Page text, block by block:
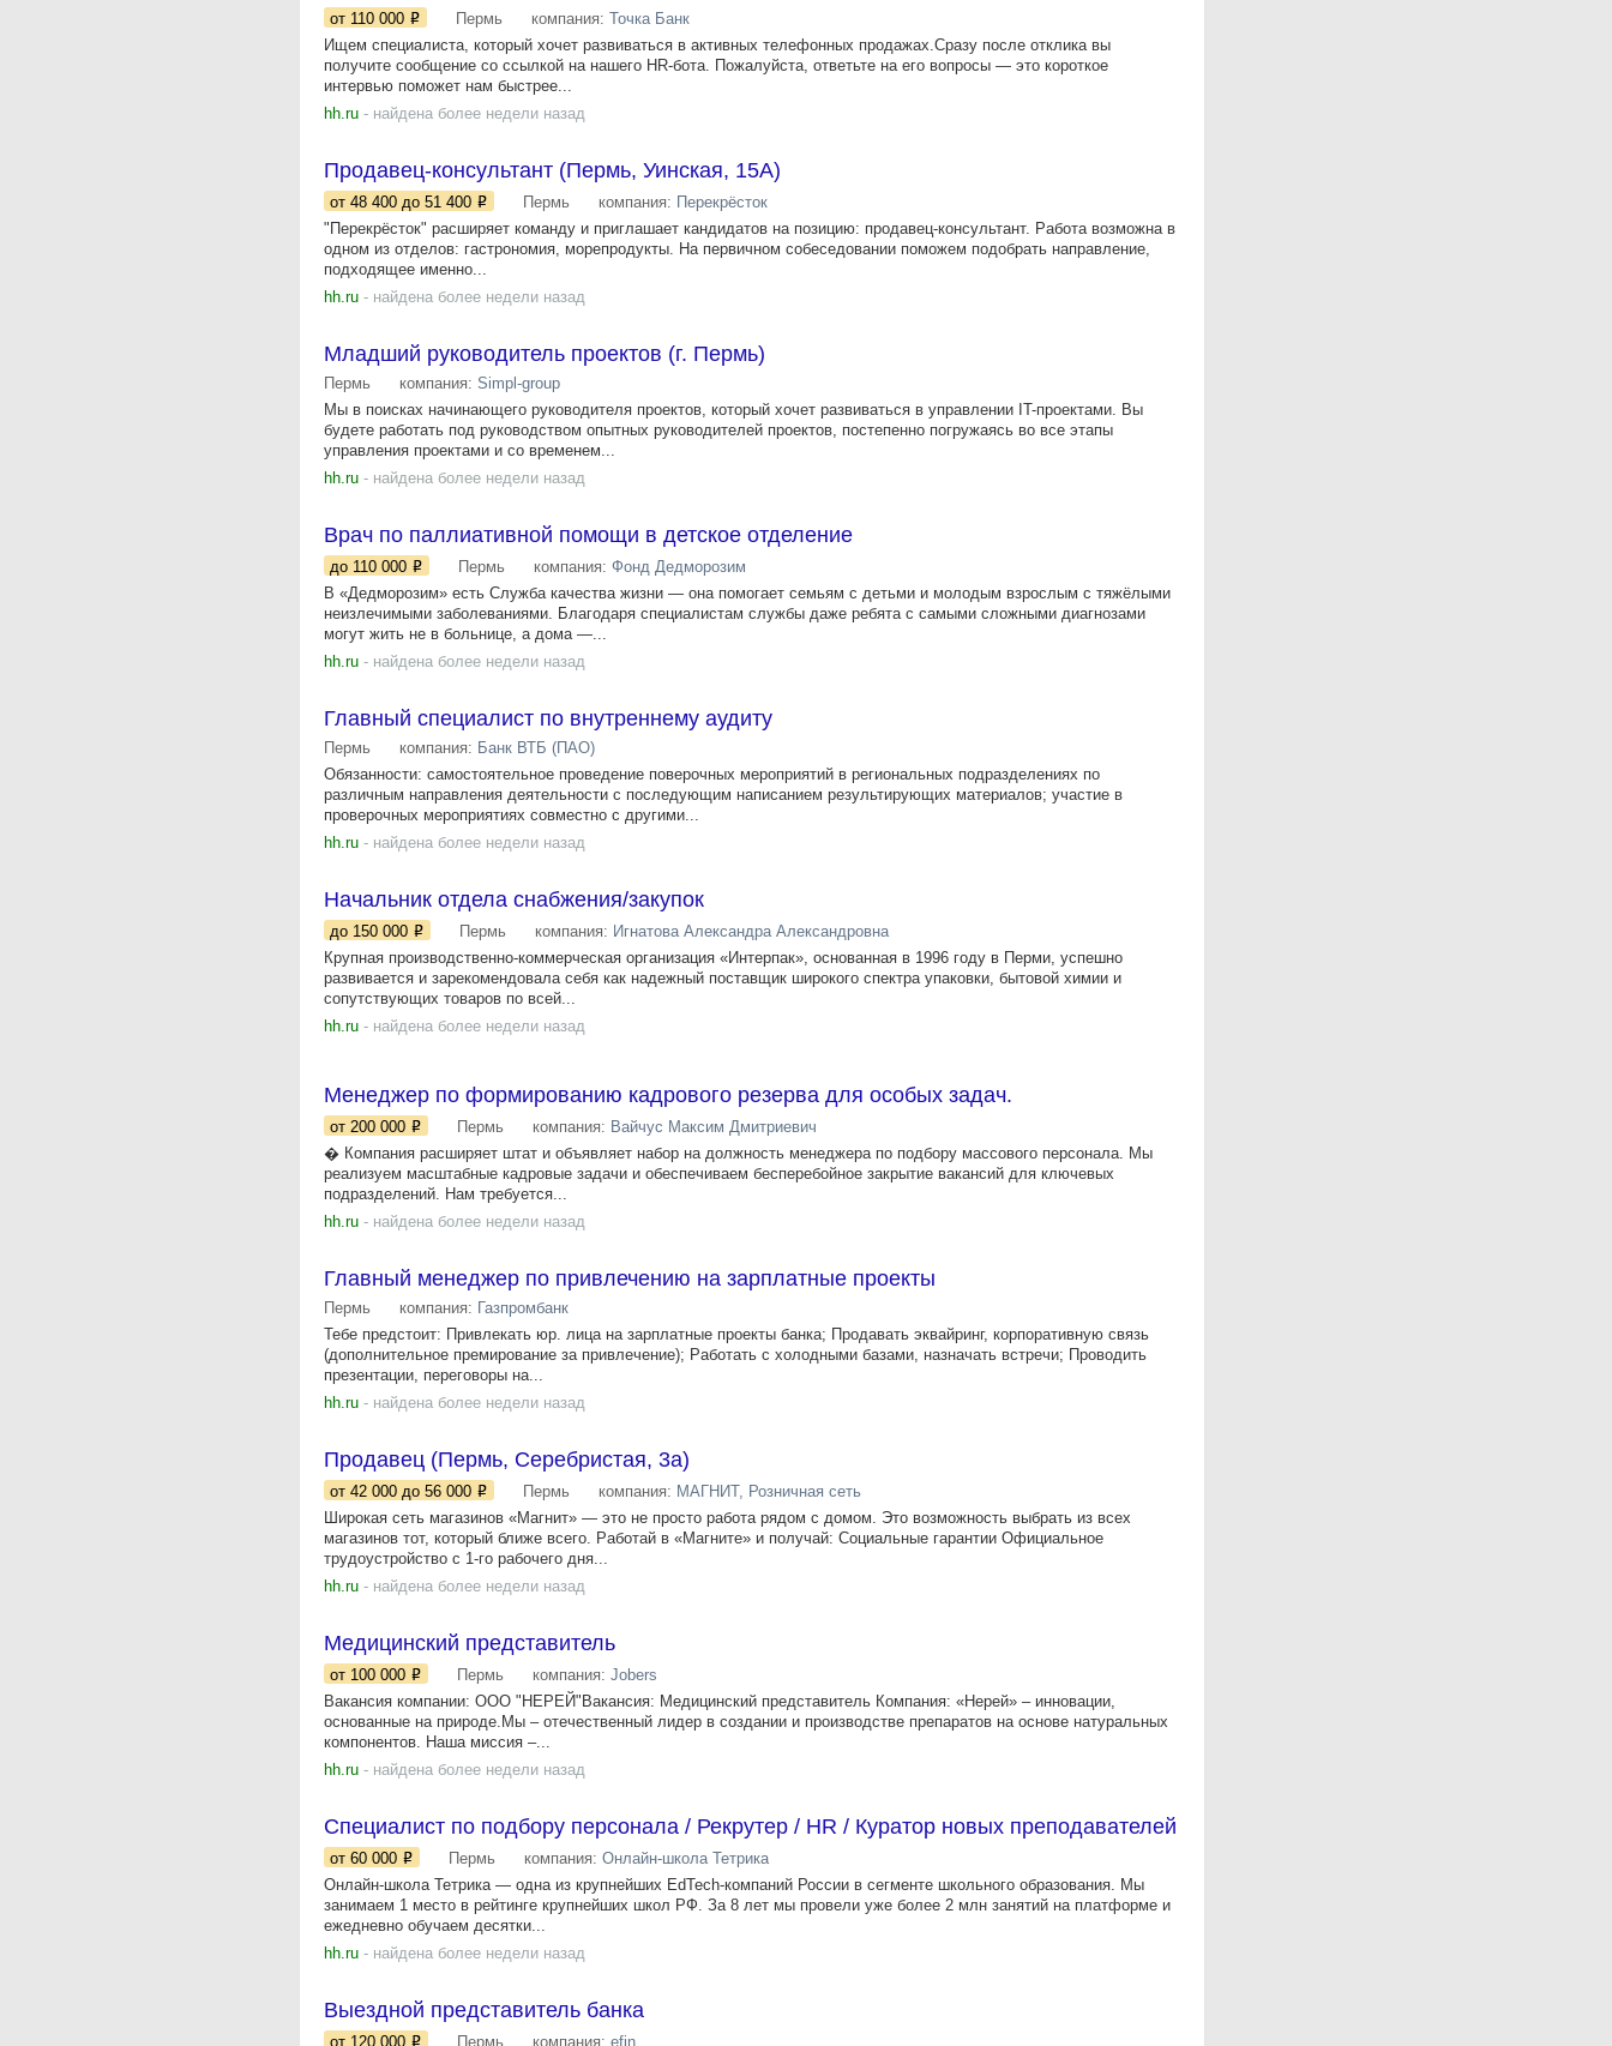
от 110 000 Пермь компания: Точка Банк
Ищем специалиста, который хочет развиваться в активных телефонных продажах.Сразу после отклика вы
получите сообщение со ссылкой на нашего HR-бота. Пожалуйста, ответьте на его вопросы — это короткое
интервью поможет нам быстрее...
hh.ru - найдена более недели назад
Продавец-консультант (Пермь, Уинская, 15А)
от 48 400 до 51 400 Пермь компания: Перекрёсток
"Перекрёсток" расширяет команду и приглашает кандидатов на позицию: продавец-консультант. Работа возможна в
одном из отделов: гастрономия, морепродукты. На первичном собеседовании поможем подобрать направление,
подходящее именно...
hh.ru - найдена более недели назад
Младший руководитель проектов (г. Пермь)
Пермь компания: Simpl-group
Мы в поисках начинающего руководителя проектов, который хочет развиваться в управлении IT-проектами. Вы
будете работать под руководством опытных руководителей проектов, постепенно погружаясь во все этапы
управления проектами и со временем...
hh.ru - найдена более недели назад
Врач по паллиативной помощи в детское отделение
до 110 000 Пермь компания: Фонд Дедморозим
В «Дедморозим» есть Служба качества жизни — она помогает семьям с детьми и молодым взрослым с тяжёлыми
неизлечимыми заболеваниями. Благодаря специалистам службы даже ребята с самыми сложными диагнозами
могут жить не в больнице, а дома —...
hh.ru - найдена более недели назад
Главный специалист по внутреннему аудиту
Пермь компания: Банк ВТБ (ПАО)
Обязанности: самостоятельное проведение поверочных мероприятий в региональных подразделениях по
различным направления деятельности с последующим написанием результирующих материалов; участие в
проверочных мероприятиях совместно с другими...
hh.ru - найдена более недели назад
Начальник отдела снабжения/закупок
до 150 000 Пермь компания: Игнатова Александра Александровна
Крупная производственно-коммерческая организация «Интерпак», основанная в 1996 году в Перми, успешно
развивается и зарекомендовала себя как надежный поставщик широкого спектра упаковки, бытовой химии и
сопутствующих товаров по всей...
hh.ru - найдена более недели назад
Менеджер по формированию кадрового резерва для особых задач.
от 200 000 Пермь компания: Вайчус Максим Дмитриевич
​​​​​​� Компания расширяет штат и объявляет набор на должность менеджера по подбору массового персонала. Мы
реализуем масштабные кадровые задачи и обеспечиваем бесперебойное закрытие вакансий для ключевых
подразделений. Нам требуется...
hh.ru - найдена более недели назад
Главный менеджер по привлечению на зарплатные проекты
Пермь компания: Газпромбанк
Тебе предстоит: Привлекать юр. лица на зарплатные проекты банка; Продавать эквайринг, корпоративную связь
(дополнительное премирование за привлечение); Работать с холодными базами, назначать встречи; Проводить
презентации, переговоры на...
hh.ru - найдена более недели назад
Продавец (Пермь, Серебристая, 3а)
от 42 000 до 56 000 Пермь компания: МАГНИТ, Розничная сеть
Широкая сеть магазинов «Магнит» — это не просто работа рядом с домом. Это возможность выбрать из всех
магазинов тот, который ближе всего. Работай в «Магните» и получай: Социальные гарантии Официальное
трудоустройство с 1-го рабочего дня...
hh.ru - найдена более недели назад
Медицинский представитель
от 100 000 Пермь компания: Jobers
Вакансия компании: ООО "НЕРЕЙ"Вакансия: Медицинский представитель Компания: «Нерей» – инновации,
основанные на природе.Мы – отечественный лидер в создании и производстве препаратов на основе натуральных
компонентов. Наша миссия –...
hh.ru - найдена более недели назад
Специалист по подбору персонала / Рекрутер / HR / Куратор новых преподавателей
от 60 000 Пермь компания: Онлайн-школа Тетрика
Онлайн-школа Тетрика — одна из крупнейших EdTech-компаний России в сегменте школьного образования. Мы
занимаем 1 место в рейтинге крупнейших школ РФ. За 8 лет мы провели уже более 2 млн занятий на платформе и
ежедневно обучаем десятки...
hh.ru - найдена более недели назад
Выездной представитель банка
от 120 000 Пермь компания: efin